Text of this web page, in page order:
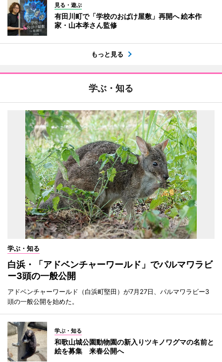
見る・遊ぶ
有田川町で「学校のおばけ屋敷」再開へ 絵本作
家・山本孝さん監修
もっと見る
学ぶ・知る
学ぶ・知る
白浜・「アドベンチャーワールド」でパルマワラビ
ー3頭の一般公開
アドベンチャーワールド（白浜町堅田）が7月27日、パルマワラビー3
頭の一般公開を始めた。
学ぶ・知る
和歌山城公園動物園の新入りツキノワグマの名前と
絵を募集 来春公開へ